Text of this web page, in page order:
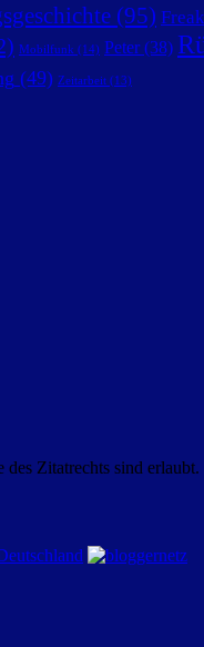
(95)
Mobilfunk (14) Peter (38)
(49) Zeitarbeit (13)
Zitatrechts sind erlaubt.